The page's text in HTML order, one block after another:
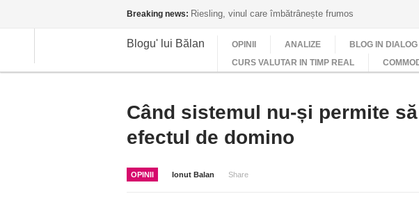
Breaking news: Riesling, vinul care îmbătrânește frumos
Blogu' lui Bălan OPINII ANALIZE BLOG IN DIALOG
CURS VALUTAR IN TIMP REAL
Când sistemul nu-și permite
efectul de domino
OPINII Ionut Balan Share